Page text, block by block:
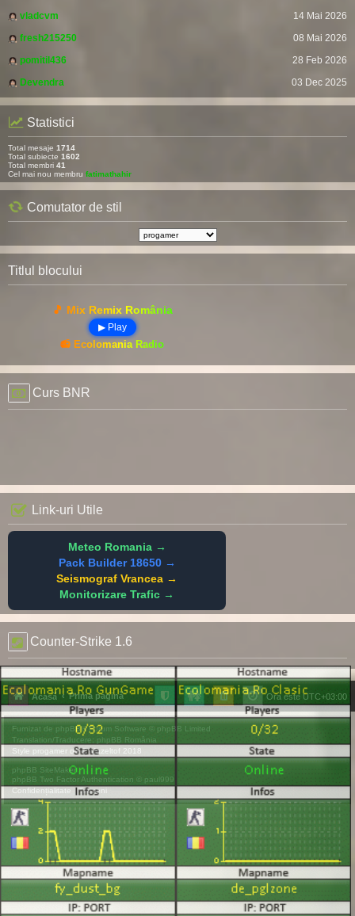
vladcvm
14 Mai 2026
fresh215250
08 Mai 2026
pomitil436
28 Feb 2026
Devendra
03 Dec 2025
Statistici
Total mesaje 1714
Total subiecte 1602
Total membri 41
Cel mai nou membru fatimathahir
Comutator de stil
Titlul blocului
🎵 Mix Remix România
▶ Play
📻 Ecolomania Radio
Curs BNR
Link-uri Utile
Meteo Romania →
Pack Builder 18650 →
Seismograf Vrancea →
Monitorizare Trafic →
Counter-Strike 1.6
Acasă Prima pagină Ora este UTC+03:00
Furnizat de phpBB® Forum Software © phpBB Limited
Translation/Traducere: phpBB România
Style progamer de ©Mazeltof 2018
phpBB SiteMaker
phpBB Two Factor Authentication © paul999
Confidențialitate |Termeni